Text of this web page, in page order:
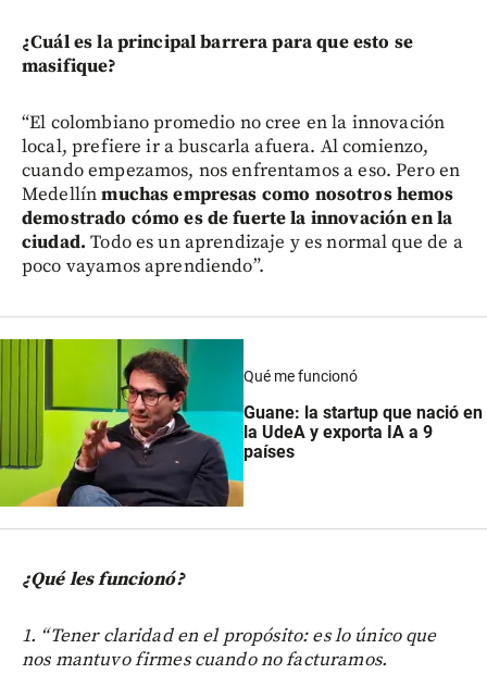
¿Cuál es la principal barrera para que esto se
masifique?
“El colombiano promedio no cree en la innovación
local, prefiere ir a buscarla afuera. Al comienzo,
cuando empezamos, nos enfrentamos a eso. Pero en
Medellínmuchas empresas como nosotros hemos
demostrado cómo es de fuerte la innovación en la
ciudad.Todo es un aprendizaje y es normal que de a
poco vayamos aprendiendo”.
Qué me funcionó
Guane: la startup que nació en
la UdeA y exporta IA a 9
países
¿Qué les funcionó?
1. “Tener claridad en el propósito: es lo único que
nos mantuvo firmes cuando no facturamos.